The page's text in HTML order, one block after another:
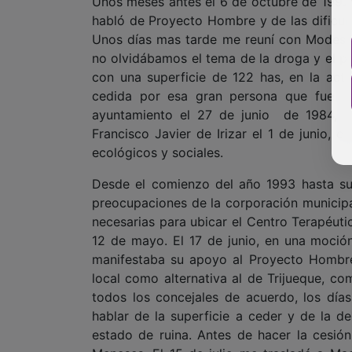
habló de Proyecto Hombre y de las
Unos días mas tarde me reuní con
no olvidábamos el tema de la droga y el
con una superficie de 122 has, en la
cedida por esa gran persona que fue
ayuntamiento el 27 de junio de 1984,
Francisco Javier de Irizar el 1 de junio,
ecológicos y sociales.
Desde el comienzo del año 1993 hasta
preocupaciones de la corporación
necesarias para ubicar el Centro
12 de mayo. El 17 de junio, en una
manifestaba su apoyo al Proyecto
local como alternativa al de Trijueque,
todos los concejales de acuerdo, los
hablar de la superficie a ceder y de la
estado de ruina. Antes de hacer la